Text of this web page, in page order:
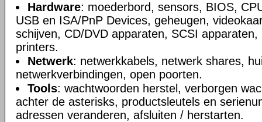
Hardware: moederbord, sensors, BIOS,
USB en ISA/PnP Devices, geheugen,
schijven, CD/DVD apparaten, SCSI
printers.
Netwerk: netwerkkabels, netwerk shares,
netwerkverbindingen, open poorten.
Tools: wachtwoorden herstel, verborgen
achter de asterisks, productsleutels en
adressen veranderen, afsluiten / herstarten.